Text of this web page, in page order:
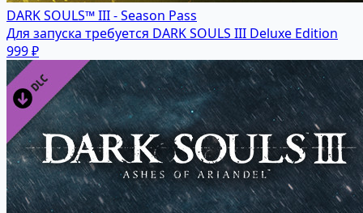
DARK SOULS™ III - Season Pass
Для запуска требуется DARK SOULS III Deluxe Edition
999 ₽